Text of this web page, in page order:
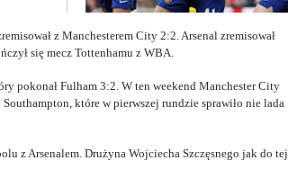
z Manchesterem City 2:2. Arsenal zremisował
się mecz Tottenhamu z WBA.
pokonał Fulham 3:2. W ten weekend Manchester City
które w pierwszej rundzie sprawiło nie lada
z Arsenalem. Drużyna Wojciecha Szczęsnego jak do tej